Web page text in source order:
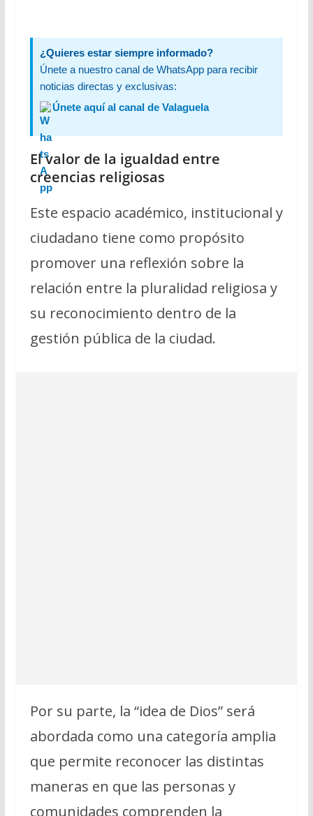
¿Quieres estar siempre informado?
Únete a nuestro canal de WhatsApp para recibir
noticias directas y exclusivas:
Únete aquí al canal de Valaguela
El valor de la igualdad entre
creencias religiosas
Este espacio académico, institucional y
ciudadano tiene como propósito
promover una reflexión sobre la
relación entre la pluralidad religiosa y
su reconocimiento dentro de la
gestión pública de la ciudad.
Por su parte, la “idea de Dios” será
abordada como una categoría amplia
que permite reconocer las distintas
maneras en que las personas y
comunidades comprenden la